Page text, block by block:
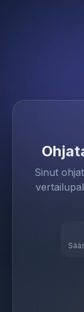
Sinut